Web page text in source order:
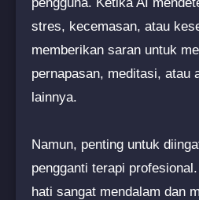
stres, kecemasan, atau
memberikan saran untuk
pernapasan, meditasi, atau
lainnya.
Namun, penting untuk
pengganti terapi
hati sangat mendalam dan